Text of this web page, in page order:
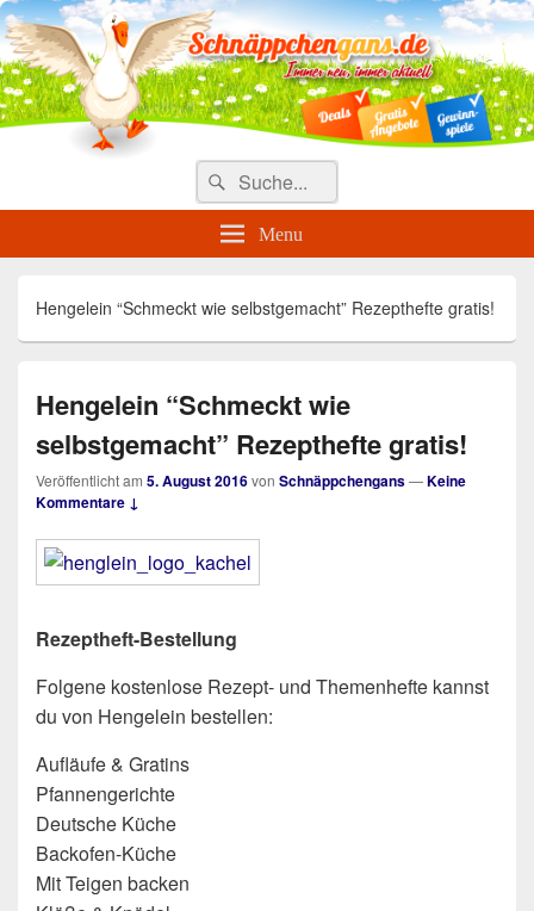
Täglich die besten Gewinnspiele
und Angebote
Search
for:
Suche
Menu
Hengelein “Schmeckt wie selbstgemacht” Rezepthefte gratis!
Hengelein “Schmeckt wie
selbstgemacht” Rezepthefte gratis!
Veröffentlicht am 5. August 2016von Schnäppchengans—Keine
Kommentare ↓
Rezeptheft-Bestellung
Folgene kostenlose Rezept- und Themenhefte kannst
du von Hengelein bestellen:
Aufläufe & Gratins
Pfannengerichte
Deutsche Küche
Backofen-Küche
Mit Teigen backen